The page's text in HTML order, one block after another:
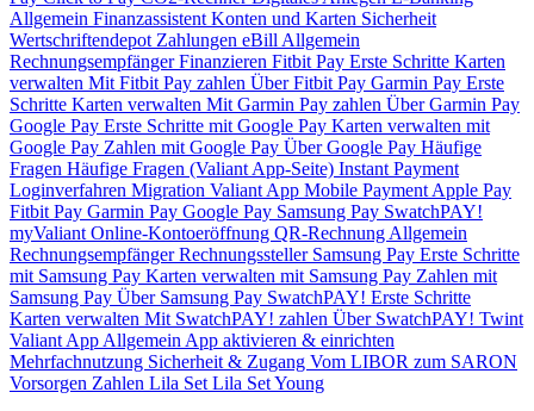
Allgemein Finanzassistent Konten und Karten Sicherheit
Wertschriftendepot Zahlungen eBill Allgemein
RechnungsempfängerFinanzieren Fitbit Pay Erste Schritte Karten
verwalten Mit Fitbit Pay zahlen Über Fitbit Pay Garmin Pay Erste
Schritte Karten verwalten Mit Garmin Pay zahlen Über Garmin Pay
Google Pay Erste Schritte mit Google Pay Karten verwalten mit
Google Pay Zahlen mit Google Pay Über Google Pay Häufige
Fragen Häufige Fragen (Valiant App-Seite) Instant Payment
Loginverfahren Migration Valiant App Mobile Payment Apple Pay
Fitbit Pay Garmin Pay Google Pay Samsung Pay SwatchPAY!
myValiant Online-Kontoeröffnung QR-Rechnung Allgemein
RechnungsempfängerRechnungssteller Samsung Pay Erste Schritte
mit Samsung Pay Karten verwalten mit Samsung Pay Zahlen mit
Samsung Pay Über Samsung Pay SwatchPAY! Erste Schritte
Karten verwalten Mit SwatchPAY! zahlen Über SwatchPAY! Twint
Valiant App Allgemein App aktivieren & einrichten
Mehrfachnutzung Sicherheit & Zugang Vom LIBOR zum SARON
Vorsorgen Zahlen Lila Set Lila Set Young